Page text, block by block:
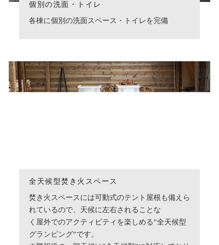
個別の洗面・トイレ
各棟に個別の洗面スペース・トイレを完備
全天候型焚き火スペース
焚き火スペースには可動式のテント屋根も備えら
れているので、天候に左右されることな
く屋外でのアクティビティを楽しめる”全天候型
グランピング”です。